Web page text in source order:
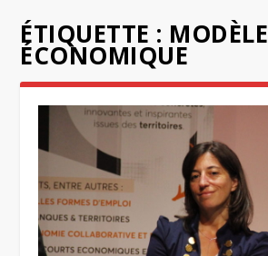
ÉTIQUETTE : MODÈLE
ÉCONOMIQUE